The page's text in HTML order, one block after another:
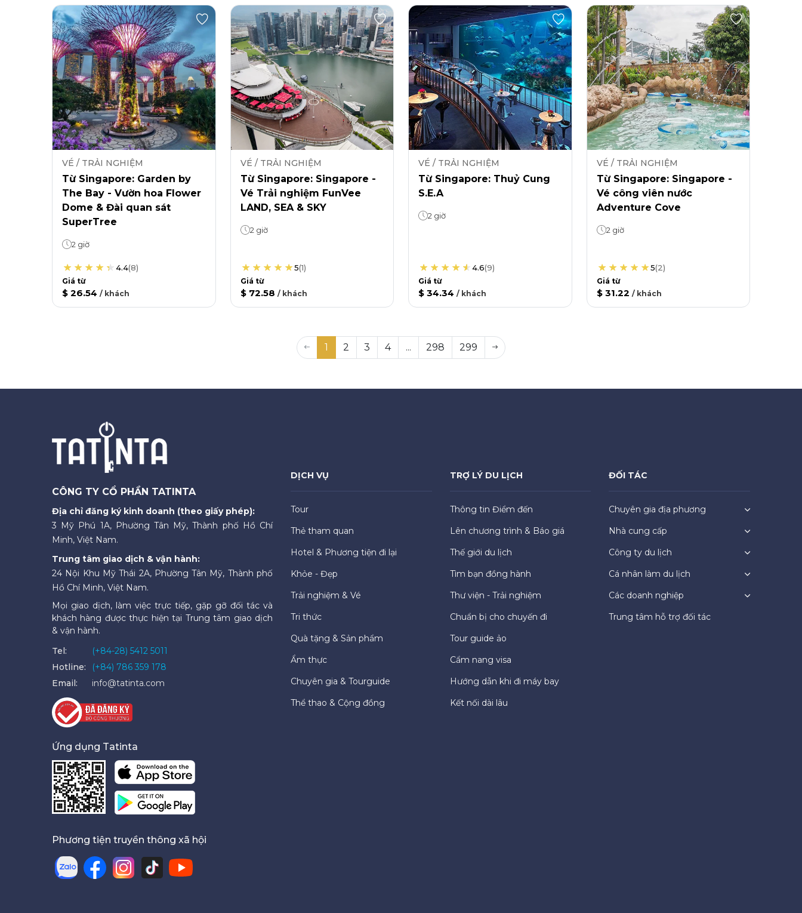
VÉ / TRẢI NGHIỆM
Từ Singapore: Garden by
The Bay - Vườn hoa Flower
Dome & Đài quan sát
SuperTree
2 giờ
4.4(8)
Giá từ
$ 26.54 / khách
VÉ / TRẢI NGHIỆM
Từ Singapore: Singapore -
Vé Trải nghiệm FunVee
LAND, SEA & SKY
2 giờ
5(1)
Giá từ
$ 72.58 / khách
VÉ / TRẢI NGHIỆM
Từ Singapore: Thuỷ Cung
S.E.A
2 giờ
4.6(9)
Giá từ
$ 34.34 / khách
VÉ / TRẢI NGHIỆM
Từ Singapore: Singapore -
Vé công viên nước
Adventure Cove
2 giờ
5(2)
Giá từ
$ 31.22 / khách
1 2 3 4 ... 298 299
CÔNG TY CỔ PHẦN TATINTA
Địa chỉ đăng ký kinh doanh (theo giấy phép):
3 Mỹ Phú 1A, Phường Tân Mỹ, Thành phố Hồ Chí
Minh, Việt Nam.
Trung tâm giao dịch & vận hành:
24 Nội Khu Mỹ Thái 2A, Phường Tân Mỹ, Thành phố
Hồ Chí Minh, Việt Nam.
Mọi giao dịch, làm việc trực tiếp, gặp gỡ đối tác và
khách hàng được thực hiện tại Trung tâm giao dịch
& vận hành.
Tel:
(+84-28) 5412 5011
Hotline:
(+84) 786 359 178
Email:
info@tatinta.com
Ứng dụng Tatinta
Phương tiện truyền thông xã hội
DỊCH VỤ
Tour
Thẻ tham quan
Hotel & Phương tiện đi lại
Khỏe - Đẹp
Trải nghiệm & Vé
Tri thức
Quà tặng & Sản phẩm
Ẩm thực
Chuyên gia & Tourguide
Thể thao & Cộng đồng
TRỢ LÝ DU LỊCH
Thông tin Điểm đến
Lên chương trình & Báo giá
Thế giới du lịch
Tìm bạn đồng hành
Thư viện - Trải nghiệm
Chuẩn bị cho chuyến đi
Tour guide ảo
Cẩm nang visa
Hướng dẫn khi đi máy bay
Kết nối dài lâu
ĐỐI TÁC
Chuyên gia địa phương
Nhà cung cấp
Công ty du lịch
Cá nhân làm du lịch
Các doanh nghiệp
Trung tâm hỗ trợ đối tác